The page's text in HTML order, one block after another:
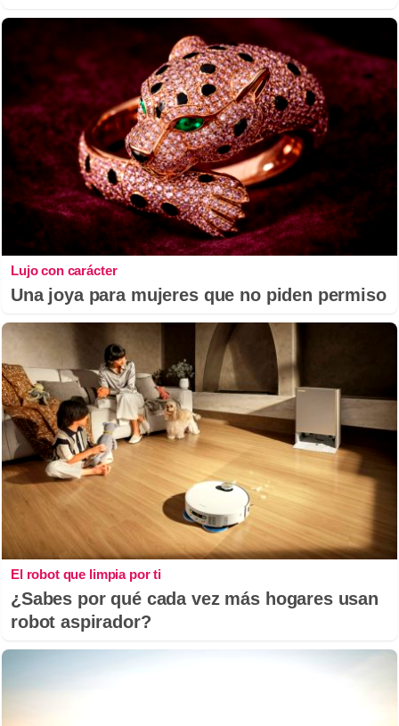
Lujo con carácter
Una joya para mujeres que no piden permiso
El robot que limpia por ti
¿Sabes por qué cada vez más hogares usan
robot aspirador?